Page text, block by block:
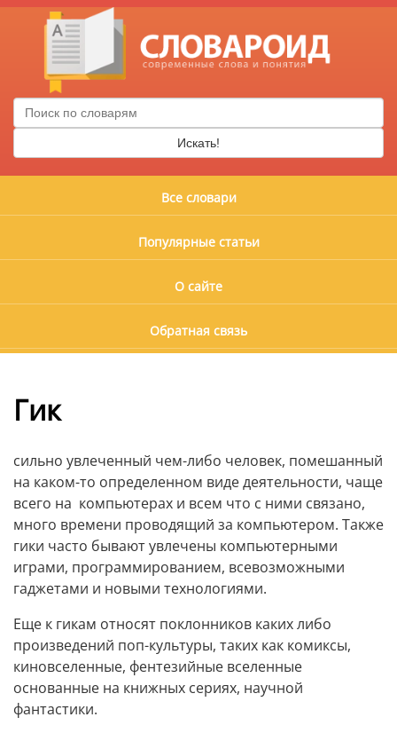
Искать!
Все словари
Популярные статьи
О сайте
Обратная связь
Гик
сильно увлеченный чем-либо человек, помешанный
на каком-то определенном виде деятельности, чаще
всего на компьютерах и всем что с ними связано,
много времени проводящий за компьютером. Также
гики часто бывают увлечены компьютерными
играми, программированием, всевозможными
гаджетами и новыми технологиями.
Еще к гикам относят поклонников каких либо
произведений поп-культуры, таких как комиксы,
киновселенные, фентезийные вселенные
основанные на книжных сериях, научной
фантастики.